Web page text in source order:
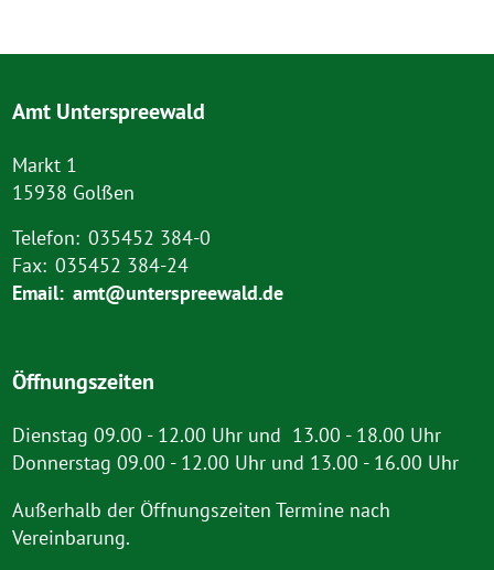
Amt Unterspreewald
Markt 1
15938 Golßen
Telefon: 035452 384-0
Fax: 035452 384-24
Email: amt@unterspreewald.de
Öffnungszeiten
Dienstag 09.00 - 12.00 Uhr und 13.00 - 18.00 Uhr
Donnerstag 09.00 - 12.00 Uhr und 13.00 - 16.00 Uhr
Außerhalb der Öffnungszeiten Termine nach
Vereinbarung.